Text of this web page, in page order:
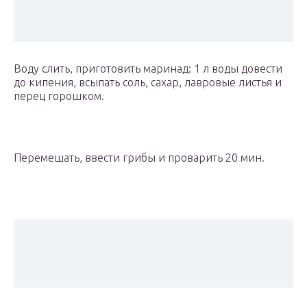
Воду слить, приготовить маринад: 1 л воды довести
до кипения, всыпать соль, сахар, лавровые листья и
перец горошком.
Перемешать, ввести грибы и проварить 20 мин.